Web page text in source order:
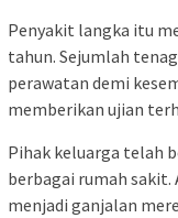
Penyakit langka itu
tahun. Sejumlah
perawatan demi
memberikan ujian
Pihak keluarga telah
berbagai rumah
menjadi ganjalan